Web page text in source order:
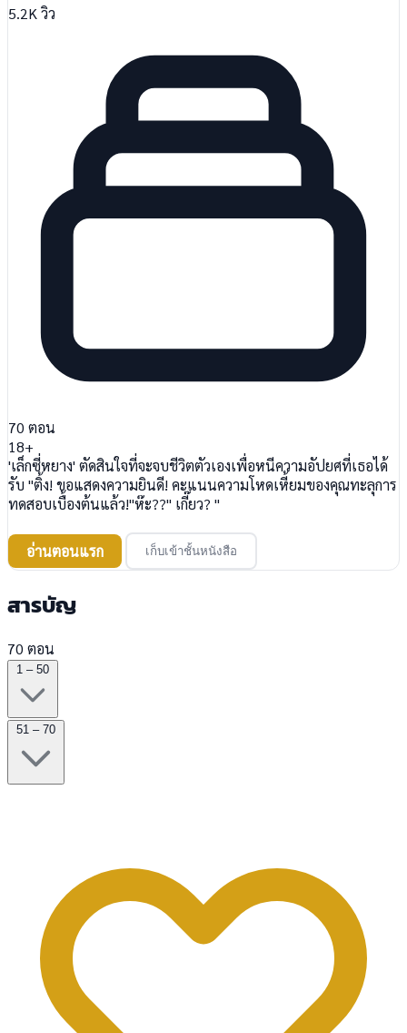
5.2K วิว
70 ตอน
18+
'เล็กซี่หยาง' ตัดสินใจที่จะจบชีวิตตัวเองเพื่อหนีความอัปยศที่เธอได้
รับ "ติ้ง! ขอแสดงความยินดี! คะแนนความโหดเหี้ยมของคุณทะลุการ
ทดสอบเบื้องต้นแล้ว!"ห๊ะ??" เกี๊ยว? "
อ่านตอนแรก เก็บเข้าชั้นหนังสือ
สารบัญ
70 ตอน
1 – 50
51 – 70